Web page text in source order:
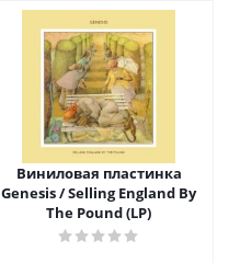
Виниловая пластинка
Genesis / Selling England By
The Pound (LP)